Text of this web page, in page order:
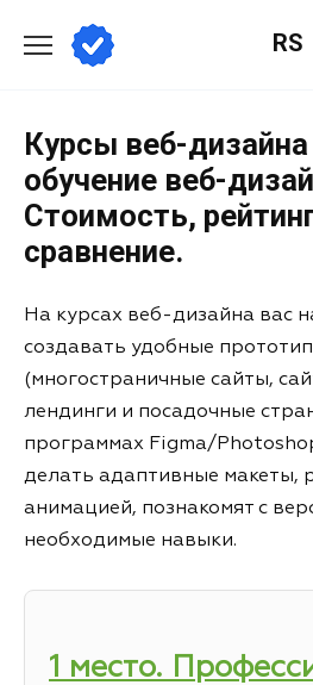
RS
Курсы веб-
обучение веб-
Стоимость,
сравнение.
На курсах веб-дизайна вас
создавать удобные
(многостраничные сайты,
лендинги и посадочные
программах Figma/
делать адаптивные макеты,
анимацией, познакомят с
необходимые навыки.
1 место.